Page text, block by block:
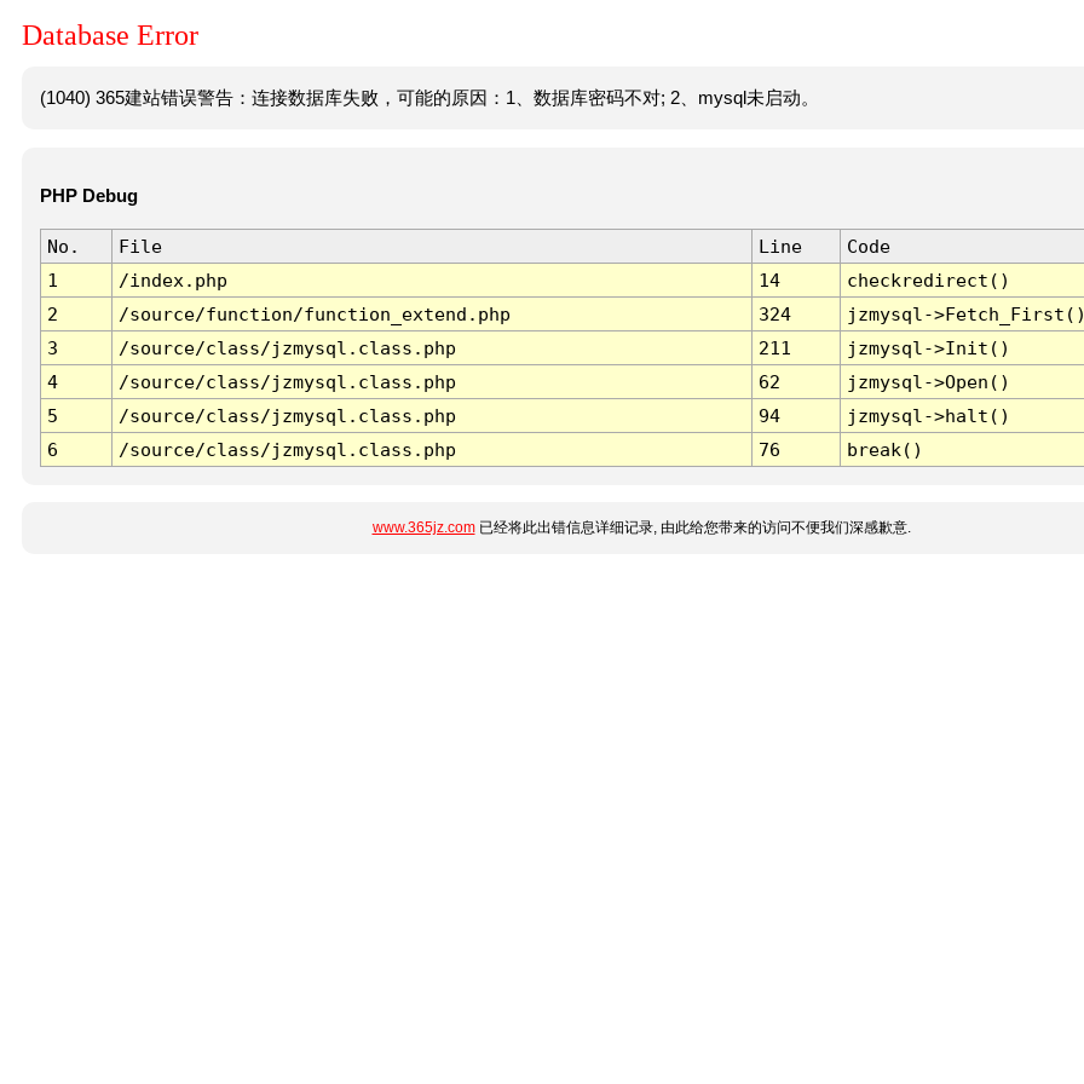
Database Error
(1040) 365建站错误警告：连接数据库失败，可能的原因：1、数据库密码不对; 2、mysql未启动。
PHP Debug
No. File Line
Code
1
/index.php 14
checkredirect()
2
/source/function/function_extend.php 324
jzmysql-
3
/source/class/jzmysql.class.php 211
jzmysql->Init()
4
/source/class/jzmysql.class.php 62
jzmysql->Open()
5
/source/class/jzmysql.class.php 94
jzmysql->halt()
6
/source/class/jzmysql.class.php 76 break()
www.365jz.com已经将此出错信息详细记录, 由此给您带来的访问不便我们深感歉意.